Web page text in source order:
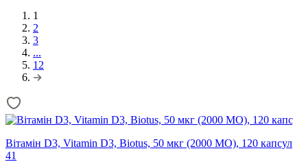
1
2
3
...
12
Вітамін D3, Vitamin D3, Biotus, 50 мкг (2000 МО), 120 капсул
41